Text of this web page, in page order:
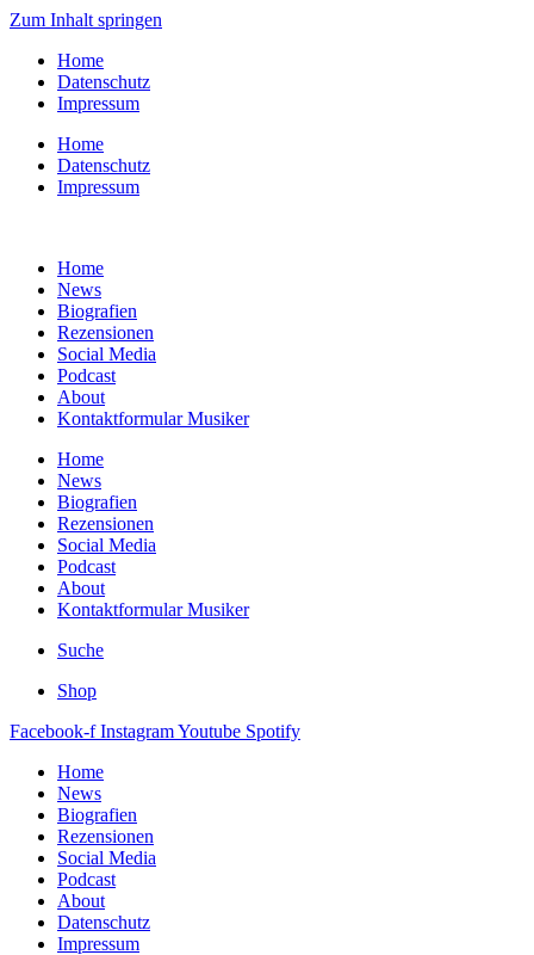
Zum Inhalt springen
Home
Datenschutz
Impressum
Home
Datenschutz
Impressum
Home
News
Biografien
Rezensionen
Social Media
Podcast
About
Kontaktformular Musiker
Home
News
Biografien
Rezensionen
Social Media
Podcast
About
Kontaktformular Musiker
Suche
Shop
Facebook-f InstagramYoutube Spotify
Home
News
Biografien
Rezensionen
Social Media
Podcast
About
Datenschutz
Impressum